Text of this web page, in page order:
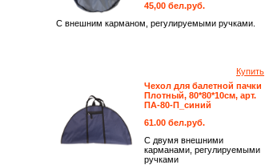
45,00 бел.руб.
С внешним карманом, регулируемыми ручками.
Купить
Чехол для балетной пачки
Плотный, 80*80*10см, арт.
ПА-80-П_синий
61.00 бел.руб.
С двумя внешними
карманами, регулируемыми
ручками